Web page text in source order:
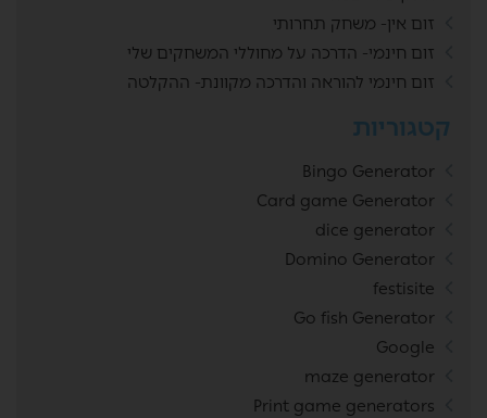
זום אין- משחק תחרותי
זום חינמי- הדרכה על מחוללי המשחקים שלי
זום חינמי להוראה והדרכה מקוונת- ההקלטה
קטגוריות
Bingo Generator
Card game Generator
dice generator
Domino Generator
festisite
Go fish Generator
Google
maze generator
Print game generators